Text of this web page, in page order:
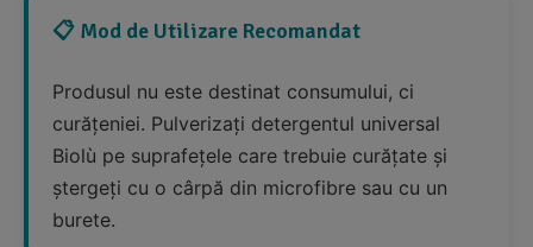
📋 Mod de Utilizare Recomandat
Produsul nu este destinat consumului, ci
curățeniei. Pulverizați detergentul universal
Biolù pe suprafețele care trebuie curățate și
ștergeți cu o cârpă din microfibre sau cu un
burete.